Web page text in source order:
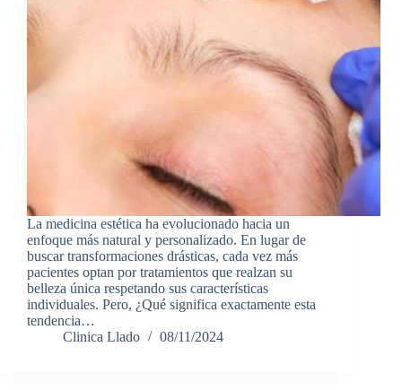
La medicina estética ha evolucionado hacia un
enfoque más natural y personalizado. En lugar de
buscar transformaciones drásticas, cada vez más
pacientes optan por tratamientos que realzan su
belleza única respetando sus características
individuales. Pero, ¿Qué significa exactamente esta
tendencia…
Clinica Llado
08/11/2024